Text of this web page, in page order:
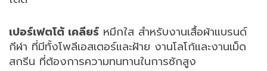
เปอร์เฟตโต้ เคลียร์ หมึกใส สำหรับงานเสื้อผ้าแบรนด์
กีฬา ที่มีทั้งโพลีเอสเตอร์และฝ้าย งานโลโก้และงานเม็ด
สกรีน ที่ต้องการความทนทานในการซักสูง